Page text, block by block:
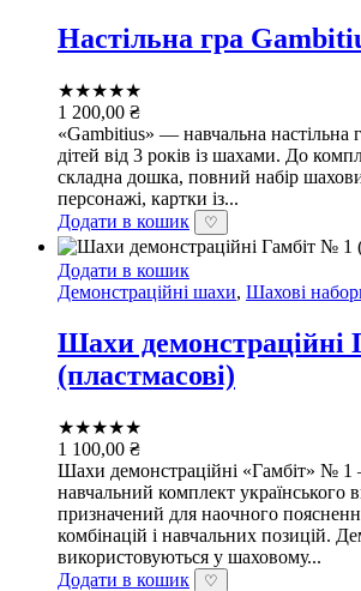
Настільна гра
★★★★★
1 200,00 ₴
«Gambitius» — навчальна настільна
дітей від 3 років із шахами. До
складна дошка, повний набір
персонажі, картки із...
Додати в кошик
♡
Додати в кошик
Демонстраційні шахи, Шахові
Шахи демонстраційні
(пластмасові)
★★★★★
1 100,00 ₴
Шахи демонстраційні «Гамбіт» №
навчальний комплект українського
призначений для наочного
комбінацій і навчальних позицій.
використовуються у шаховому...
Додати в кошик
♡